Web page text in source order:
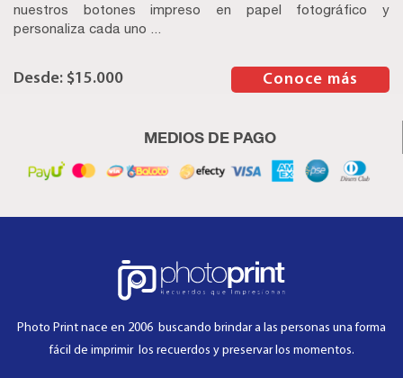
nuestros botones impreso en papel fotográfico y
personaliza cada uno ...
$15.000 Conoce más
MEDIOS DE PAGO
Photo Print nace en 2006 buscando brindar a las personas una forma
fácil de imprimir los recuerdos y preservar los momentos.